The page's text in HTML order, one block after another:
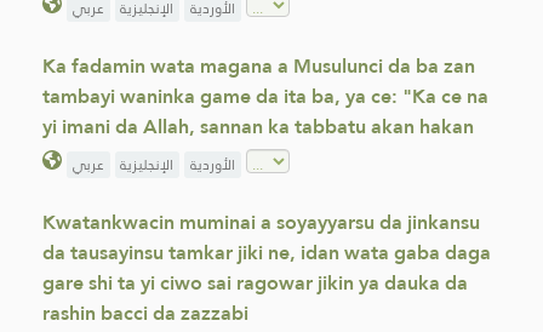
عربي الإنجليزية الأوردية
Ka fadamin wata magana a Musulunci da ba zan
tambayi waninka game da ita ba, ya ce: "Ka ce na
yi imani da Allah, sannan ka tabbatu akan hakan
عربي الإنجليزية الأوردية
Kwatankwacin muminai a soyayyarsu da jinkansu
da tausayinsu tamkar jiki ne, idan wata gaba daga
gare shi ta yi ciwo sai ragowar jikin ya dauka da
rashin bacci da zazzabi